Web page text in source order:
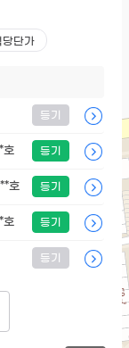
당단가
등기
호 등기
호 등기
호 등기
등기